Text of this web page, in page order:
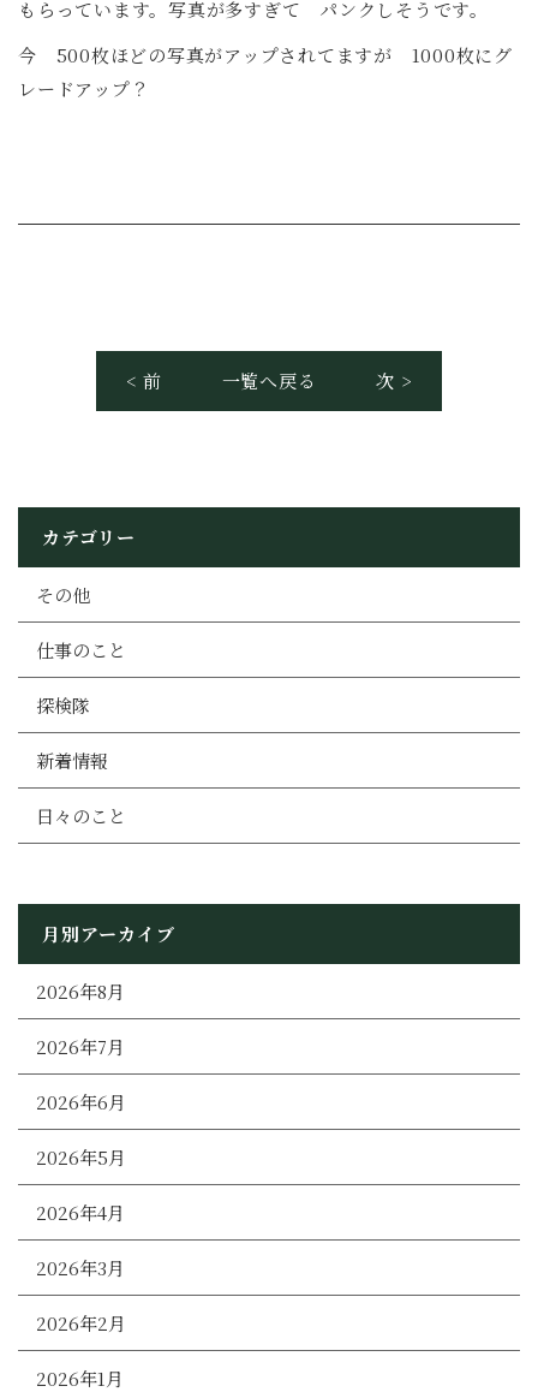
もらっています。写真が多すぎて パンクしそうです。
今 500枚ほどの写真がアップされてますが 1000枚にグ
レードアップ？
< 前 一覧へ戻る 次 >
カテゴリー
その他
仕事のこと
探検隊
新着情報
日々のこと
月別アーカイブ
2026年8月
2026年7月
2026年6月
2026年5月
2026年4月
2026年3月
2026年2月
2026年1月